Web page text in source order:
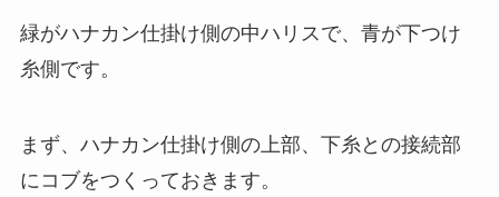
緑がハナカン仕掛け側の中ハリスで、青が下つけ
糸側です。
まず、ハナカン仕掛け側の上部、下糸との接続部
にコブをつくっておきます。